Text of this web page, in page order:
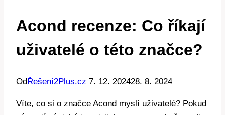
Acond recenze: Co říkají
uživatelé o této značce?
Od Řešení2Plus.cz 7. 12. 202428. 8. 2024
Víte, co si o značce Acond myslí uživatelé? Pokud